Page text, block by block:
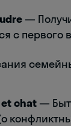
—
с первого
et chat—